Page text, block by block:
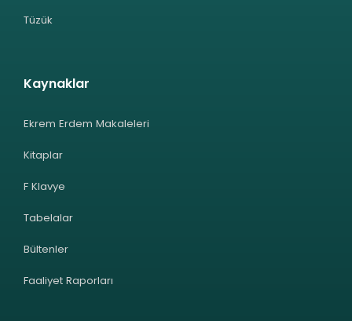
Tüzük
Kaynaklar
Ekrem Erdem Makaleleri
Kitaplar
F Klavye
Tabelalar
Bültenler
Faaliyet Raporları